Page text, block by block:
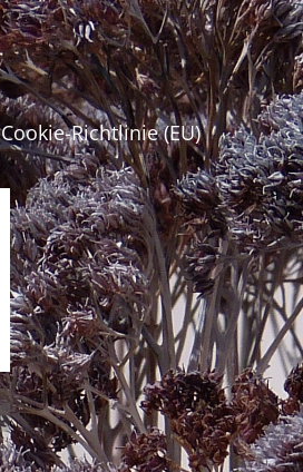
Cookie-Richtlinie (EU)